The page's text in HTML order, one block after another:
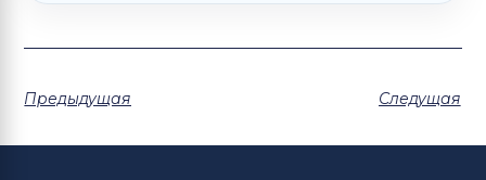
Предыдущая Следущая